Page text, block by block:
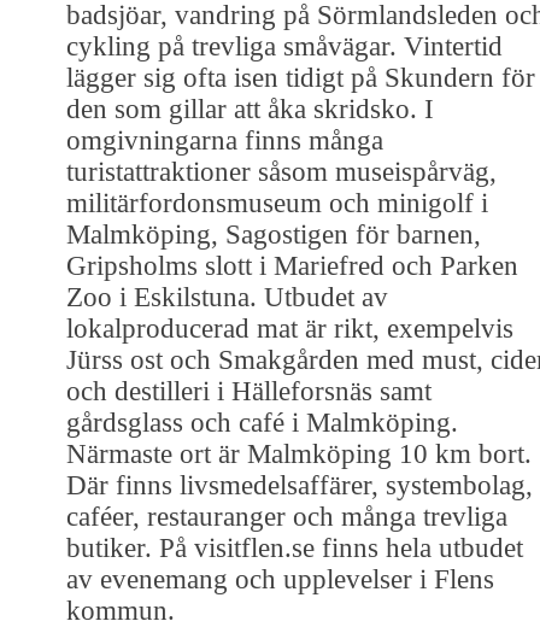
badsjöar, vandring på Sörmlandsleden
cykling på trevliga småvägar. Vintertid
lägger sig ofta isen tidigt på Skundern för
den som gillar att åka skridsko. I
omgivningarna finns många
turistattraktioner såsom museispårväg,
militärfordonsmuseum och minigolf i
Malmköping, Sagostigen för barnen,
Gripsholms slott i Mariefred och Parken
Zoo i Eskilstuna. Utbudet av
lokalproducerad mat är rikt, exempelvis
Jürss ost och Smakgården med must,
och destilleri i Hälleforsnäs samt
gårdsglass och café i Malmköping.
Närmaste ort är Malmköping 10 km bort.
Där finns livsmedelsaffärer, systembolag,
caféer, restauranger och många trevliga
butiker. På visitflen.se finns hela utbudet
av evenemang och upplevelser i Flens
kommun.